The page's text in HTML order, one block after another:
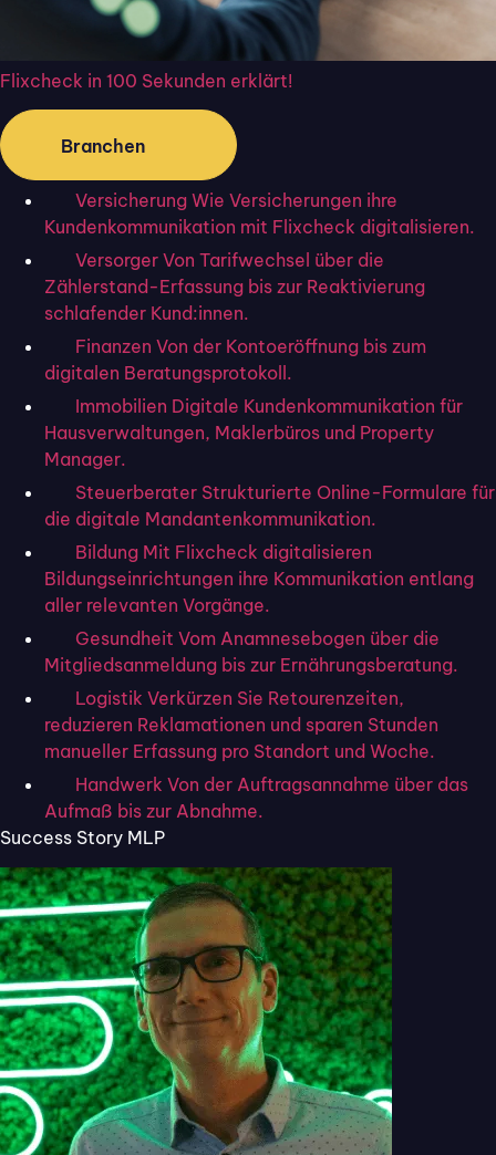
Flixcheck in 100 Sekunden erklärt!
Branchen
Versicherung Wie Versicherungen ihre
Kundenkommunikation mit Flixcheck digitalisieren.
Versorger Von Tarifwechsel über die
Zählerstand-Erfassung bis zur Reaktivierung
schlafender Kund:innen.
Finanzen Von der Kontoeröffnung bis zum
digitalen Beratungsprotokoll.
Immobilien Digitale Kundenkommunikation für
Hausverwaltungen, Maklerbüros und Property
Manager.
Steuerberater Strukturierte Online-Formulare für
die digitale Mandantenkommunikation.
Bildung Mit Flixcheck digitalisieren
Bildungseinrichtungen ihre Kommunikation entlang
aller relevanten Vorgänge.
Gesundheit Vom Anamnesebogen über die
Mitgliedsanmeldung bis zur Ernährungsberatung.
Logistik Verkürzen Sie Retourenzeiten,
reduzieren Reklamationen und sparen Stunden
manueller Erfassung pro Standort und Woche.
Handwerk Von der Auftragsannahme über das
Aufmaß bis zur Abnahme.
Success Story MLP
damit.
Klicken Sie in der Werkzeugliste auf den
„Unterschreiben“-Button und fügen Sie über
das Tablet Ihre Signatur hinzu.
Fügen Sie die Unterschrift anschließend an
der Stelle ein, an der sie im PDF-Dokument
erscheinen soll.
Tipp:Bei Apple-Tablets, also sämtlichen iPads,
gibt es ein ähnliches Programm für das
Unterzeichnen von PDF-Dokumenten – unter dem
Namen „Vorschau“. Sie müssen so nicht zwingend
die PDF-Unterschrift mit Ihrem Mac vornehmen
sondern können auch direkt auf dem iPad
unterschreiben.
Die Bedeutung digitaler
Unterschriften im modernen
Geschäftsverkehr
Wenn der digitale Zeitgeist
Produktivität zum obersten Ziel
erklärt, nehmen
digitale Unterschriften eine zentrale Rolle ein –
egal, ob auf dem Tablet, dem PC oder auch nur bei
einer Lieferbestätigung beim Spediteur.
Sie ermöglichen es Unternehmen, Verträge und
Dokumenteschnell und sicher zu unterzeichnen,
ohne dass physische Dokumente versendet,
gedruckt und manuell unterschrieben werden
müssen.